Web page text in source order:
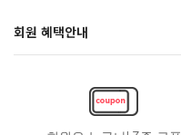
회원 혜택안내